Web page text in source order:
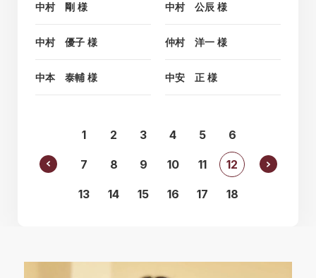
中村 剛 様 中村 公辰 様
中村 優子 様 仲村 洋一 様
中本 泰輔 様 中安 正 様
1 2 3 4 5 6
7 8 9 10 11 12
13 14 15 16 17 18